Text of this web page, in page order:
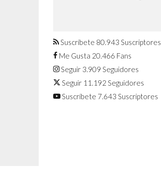
agosto
Suscríbete 80.943 Suscriptores
Me Gusta 20.466 Fans
Seguir 3.909 Seguidores
Seguir 11.192 Seguidores
Suscríbete 7.643 Suscriptores